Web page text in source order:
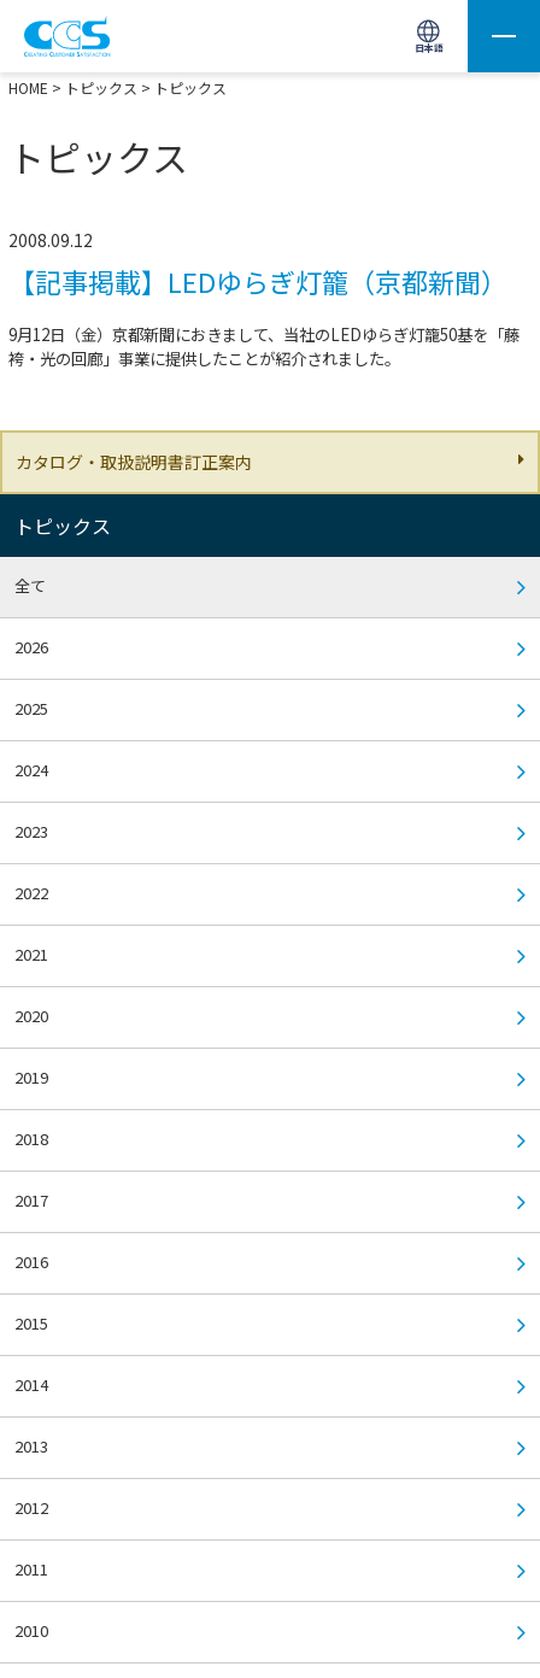
日本語
画像処理用の製品検索 サイト内検索(Enterで実行)
HOME > トピックス > トピックス
トピックス
2008.09.12
【記事掲載】LEDゆらぎ灯籠（京都新聞）
9月12日（金）京都新聞におきまして、当社のLEDゆらぎ灯籠50基を「藤
袴・光の回廊」事業に提供したことが紹介されました。
カタログ・取扱説明書訂正案内
トピックス
全て
2026
2025
2024
2023
2022
2021
2020
2019
2018
2017
2016
2015
2014
2013
2012
2011
2010